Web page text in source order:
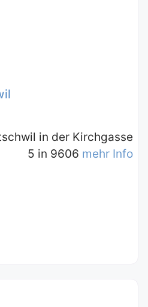
in der Kirchgasse
5 in 9606 mehr Info